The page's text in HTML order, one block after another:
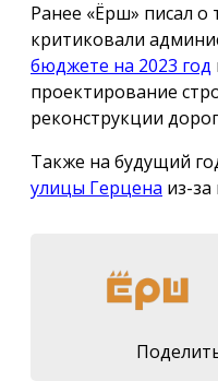
Ранее «Ёрш» писал о
критиковали
бюджете на 2023 год
проектирование
реконструкции
Также на будущий
улицы Герцена из-за